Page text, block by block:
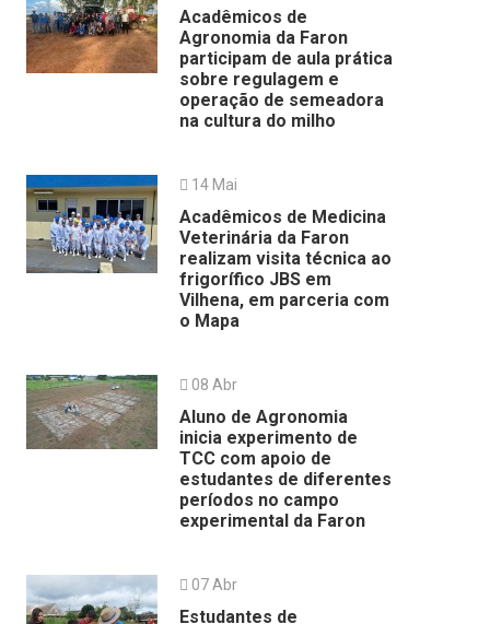
Acadêmicos de
Agronomia da Faron
participam de aula prática
sobre regulagem e
operação de semeadora
na cultura do milho
14 Mai
Acadêmicos de Medicina
Veterinária da Faron
realizam visita técnica ao
frigorífico JBS em
Vilhena, em parceria com
o Mapa
08 Abr
Aluno de Agronomia
inicia experimento de
TCC com apoio de
estudantes de diferentes
períodos no campo
experimental da Faron
07 Abr
Estudantes de